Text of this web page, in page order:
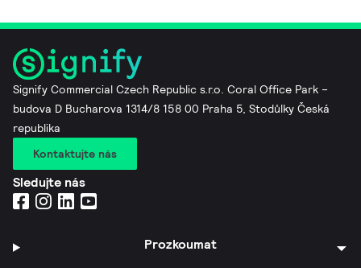
Signify Commercial Czech Republic s.r.o. Coral Office Park –
budova D Bucharova 1314/8 158 00 Praha 5, Stodůlky Česká
republika
Kontaktujte nás
Sledujte nás
Prozkoumat